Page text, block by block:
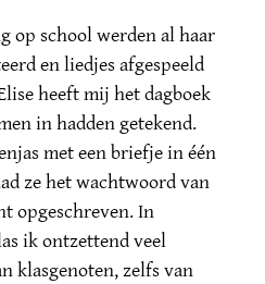
op school werden al haar
en liedjes afgespeeld
heeft mij het dagboek
in hadden getekend.
met een briefje in één
ze het wachtwoord van
opgeschreven. In
ik ontzettend veel
klasgenoten, zelfs van